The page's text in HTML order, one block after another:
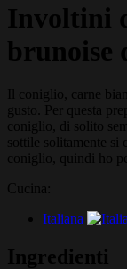
Involtini
brunoise
Il coniglio, carne
gusto. Per questa
coniglio, di solito
sottile solitamente si
coniglio, quindi ho
Cucina:
Italiana
Ingredienti